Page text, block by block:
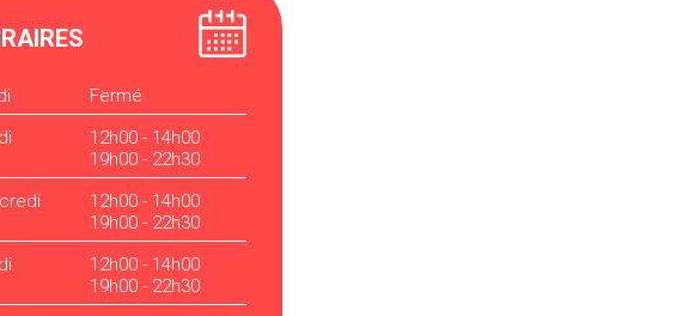
Fermé
12h00 - 14h00
19h00 - 22h30
12h00 - 14h00
19h00 - 22h30
12h00 - 14h00
19h00 - 22h30